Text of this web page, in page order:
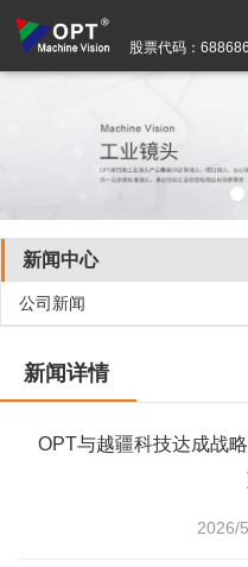
股票代码：688686
新闻中心
公司新闻
新闻详情
OPT与越疆科技达成战
2026/